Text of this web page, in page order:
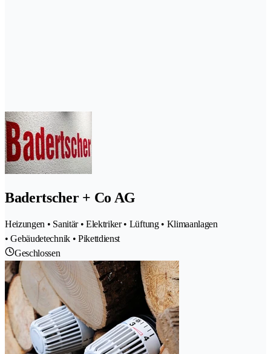
Badertscher + Co AG
Heizungen • Sanitär • Elektriker • Lüftung • Klimaanlagen
• Gebäudetechnik • Pikettdienst
Geschlossen